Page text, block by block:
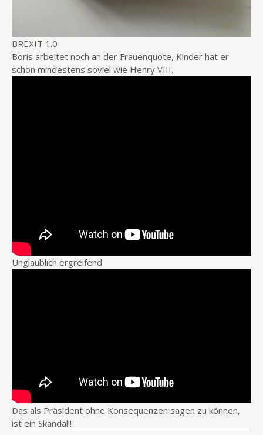
BREXIT 1.0
Boris arbeitet noch an der Frauenquote, Kinder hat er
schon mindestens soviel wie Henry VIII.
Unglaublich ergreifend
Das als Präsident ohne Konsequenzen sagen zu können,
ist ein Skandal!!